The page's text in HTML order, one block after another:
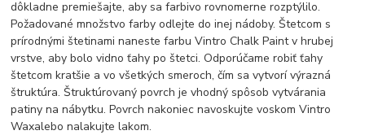
dôkladne premiešajte, aby sa farbivo rovnomerne rozptýlilo.
Požadované množstvo farby odlejte do inej nádoby. Štetcom s
prírodnými štetinami naneste farbu Vintro Chalk Paint v hrubej
vrstve, aby bolo vidno ťahy po štetci. Odporúčame robiť ťahy
štetcom kratšie a vo všetkých smeroch, čím sa vytvorí výrazná
štruktúra. Štruktúrovaný povrch je vhodný spôsob vytvárania
patiny na nábytku. Povrch nakoniec navoskujte voskomVintro
Waxalebo nalakujte lakom.